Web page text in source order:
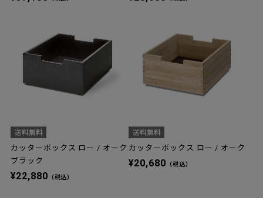
カッターボックス ロー / オーク
ブラック
¥22,880 （税込）
カッターボックス ロー / オーク
¥20,680 （税込）